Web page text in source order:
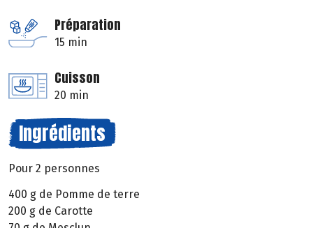
Préparation
15 min
Cuisson
20 min
Ingrédients
Pour 2 personnes
400 g de Pomme de terre
200 g de Carotte